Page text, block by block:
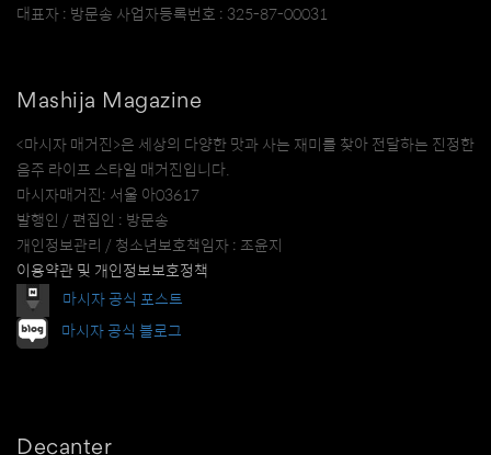
대표자 : 방문송 사업자등록번호 : 325-87-00031
Mashija Magazine
<마시자 매거진>은 세상의 다양한 맛과 사는 재미를 찾아 전달하는 진정한
음주 라이프 스타일 매거진입니다.
마시자매거진: 서울 아03617
발행인 / 편집인 : 방문송
개인정보관리 / 청소년보호책임자 : 조윤지
이용약관 및 개인정보보호정책
마시자 공식 포스트
마시자 공식 블로그
Decanter